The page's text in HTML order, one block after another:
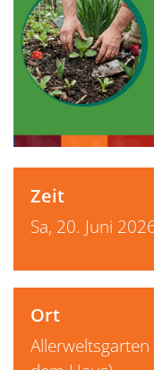
Zeit
Sa, 20. Juni
Ort